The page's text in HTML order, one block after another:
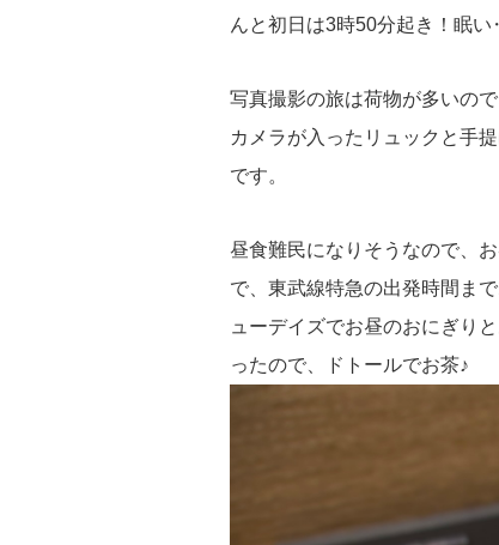
んと初日は3時50分起き！眠
写真撮影の旅は荷物が多いの
カメラが入ったリュックと手
です。
昼食難民になりそうなので、
で、東武線特急の出発時間ま
ューデイズでお昼のおにぎり
ったので、ドトールでお茶♪